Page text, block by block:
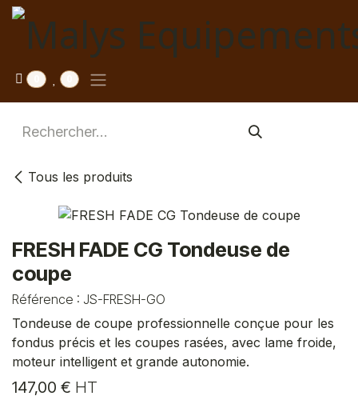
Se rendre au contenu
Tous les produits
FRESH FADE CG Tondeuse de
coupe
Référence : JS-FRESH-GO
Tondeuse de coupe professionnelle conçue pour les
fondus précis et les coupes rasées, avec lame froide,
moteur intelligent et grande autonomie.
147,00 € HT